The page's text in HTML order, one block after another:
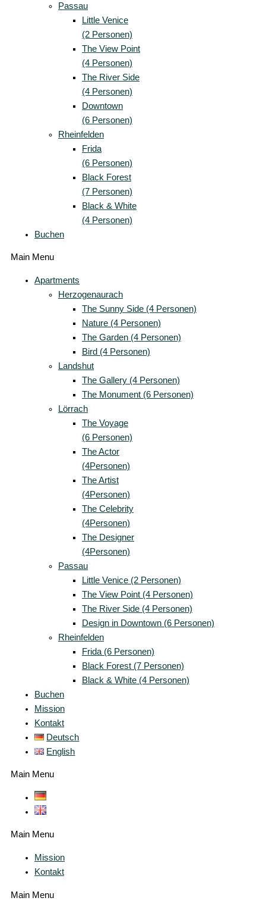
Passau
Little Venice
(2 Personen)
The View Point
(4 Personen)
The River Side
(4 Personen)
Downtown
(6 Personen)
Rheinfelden
Frida
(6 Personen)
Black Forest
(7 Personen)
Black & White
(4 Personen)
Buchen
Main Menu
Apartments
Herzogenaurach
The Sunny Side (4 Personen)
Nature (4 Personen)
The Garden (4 Personen)
Bird (4 Personen)
Landshut
The Gallery (4 Personen)
The Monument (6 Personen)
Lörrach
The Voyage
(6 Personen)
The Actor
(4Personen)
The Artist
(4Personen)
The Celebrity
(4Personen)
The Designer
(4Personen)
Passau
Little Venice (2 Personen)
The View Point (4 Personen)
The River Side (4 Personen)
Design in Downtown (6 Personen)
Rheinfelden
Frida (6 Personen)
Black Forest (7 Personen)
Black & White (4 Personen)
Buchen
Mission
Kontakt
Deutsch
English
Main Menu
Main Menu
Mission
Kontakt
Main Menu